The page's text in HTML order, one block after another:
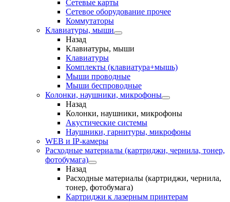
Сетевые карты
Сетевое оборудование прочее
Коммутаторы
Клавиатуры, мыши
Назад
Клавиатуры, мыши
Клавиатуры
Комплекты (клавиатура+мышь)
Мыши проводные
Мыши беспроводные
Колонки, наушники, микрофоны
Назад
Колонки, наушники, микрофоны
Акустические системы
Наушники, гарнитуры, микрофоны
WEB и IP-камеры
Расходные материалы (картриджи, чернила, тонер,
фотобумага)
Назад
Расходные материалы (картриджи, чернила,
тонер, фотобумага)
Картриджи к лазерным принтерам